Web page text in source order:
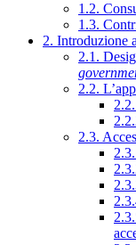
1.2.
1.3.
2. Introduzione
2.1.
2.2.
2.3.